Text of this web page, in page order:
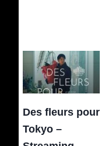
Des fleurs pour
Tokyo –